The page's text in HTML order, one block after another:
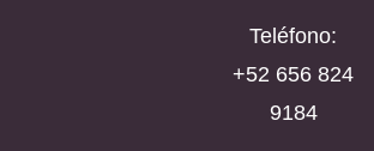
Teléfono:
‪+52 656 824
9184‬